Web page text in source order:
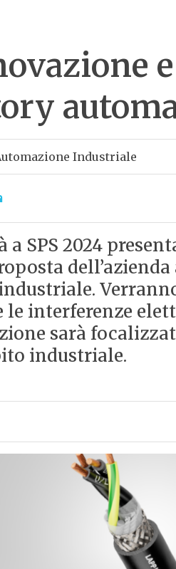
Industriale
SPS 2024
interferenze
sarà
industriale.